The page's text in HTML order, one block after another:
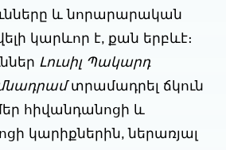
և նորարարական
կարևոր է, քան երբևէ։
Լուսիլ Պակարդ
տրամադրել ճկուն
հիվանդանոցի և
կարիքներին, ներառյալ